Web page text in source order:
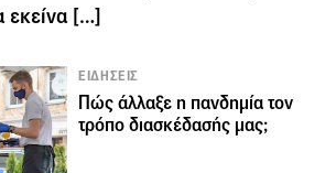
εκείνα […]
ΕΙΔΗΣΕΙΣ
Πώς άλλαξε η πανδημία τον
τρόπο διασκέδασής μας;